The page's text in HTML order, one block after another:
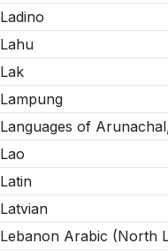
Ladino
Lahu
Lak
Lampung
Languages of
Lao
Latin
Latvian
Lebanon Arabic (North